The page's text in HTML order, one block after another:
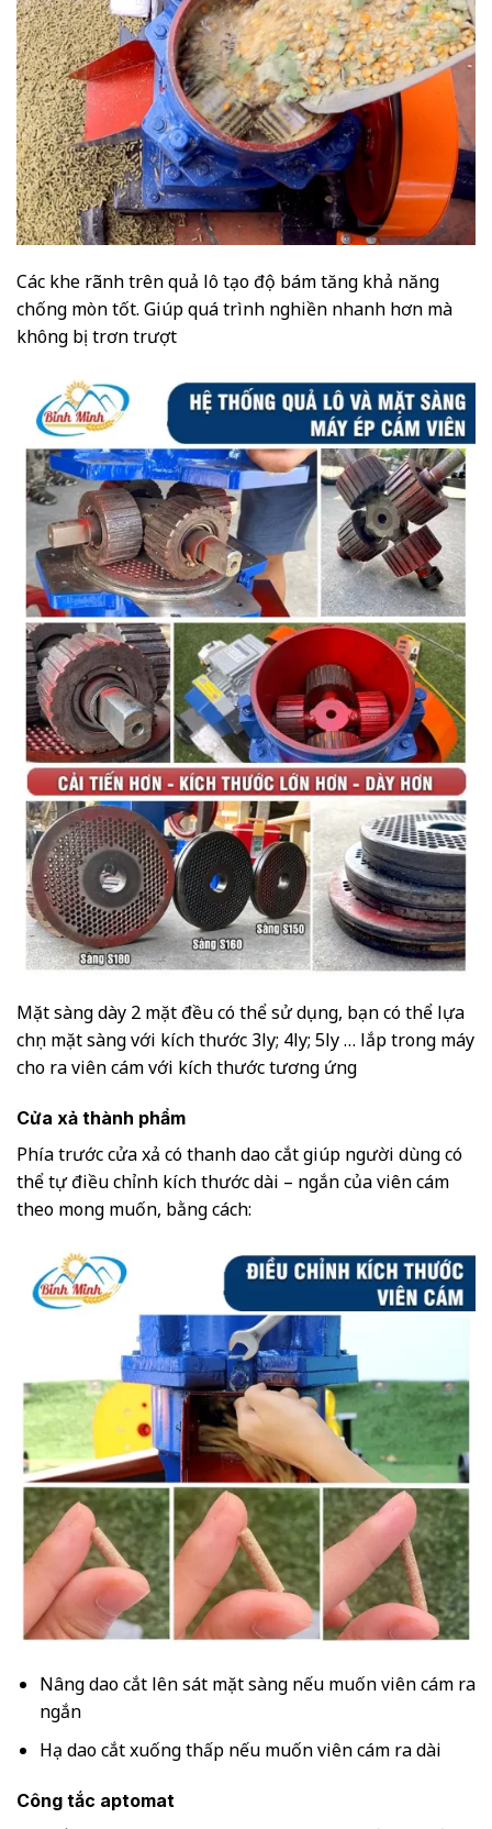
Các khe rãnh trên quả lô tạo độ bám tăng khả năng
chống mòn tốt. Giúp quá trình nghiền nhanh hơn mà
không bị trơn trượt
Mặt sàng dày 2 mặt đều có thể sử dụng, bạn có thể lựa
chọn mặt sàng với kích thước 3ly; 4ly; 5ly … lắp trong máy
cho ra viên cám với kích thước tương ứng
Cửa xả thành phẩm
Phía trước cửa xả có thanh dao cắt giúp người dùng có
thể tự điều chỉnh kích thước dài – ngắn của viên cám
theo mong muốn, bằng cách:
Nâng dao cắt lên sát mặt sàng nếu muốn viên cám ra
ngắn
Hạ dao cắt xuống thấp nếu muốn viên cám ra dài
Công tắc aptomat